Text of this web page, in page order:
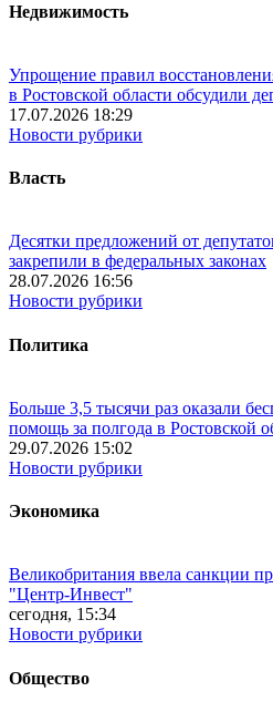
Недвижимость
Упрощение правил
в Ростовской области обсудили
17.07.2026 18:29
Новости рубрики
Власть
Десятки предложений от
закрепили в федеральных законах
28.07.2026 16:56
Новости рубрики
Политика
Больше 3,5 тысячи раз оказали
помощь за полгода в Ростовской
29.07.2026 15:02
Новости рубрики
Экономика
Великобритания ввела санкции
"Центр-Инвест"
сегодня, 15:34
Новости рубрики
Общество